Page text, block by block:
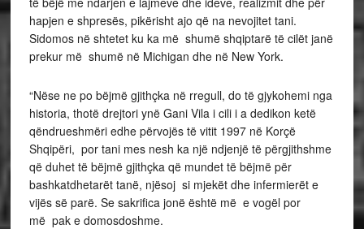
hapjen e shpresës, pikërisht ajo që na nevojitet tani.
Sidomos në shtetet ku ka më shumë shqiptarë të cilët janë
prekur më shumë në Michigan dhe në New York.
“Nëse ne po bëjmë gjithçka në rregull, do të gjykohemi nga
historia, thotë drejtori ynë Gani Vila i cili i a dedikon ketë
qëndrueshmëri edhe përvojës të vitit 1997 në Korçë
Shqipëri, por tani mes nesh ka një ndjenjë të përgjithshme
që duhet të bëjmë gjithçka që mundet të bëjmë për
bashkatdhetarët tanë, njësoj si mjekët dhe infermierët e
vijës së parë. Se sakrifica jonë është më e vogël por
më pak e domosdoshme.